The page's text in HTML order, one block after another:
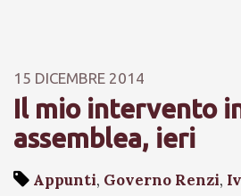
15 DICEMBRE 2014
Il mio intervento
assemblea, ieri
Appunti, Governo Renzi,